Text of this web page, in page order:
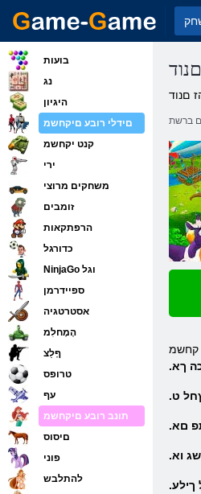
םנוד
ברשת
קחשמ
ךא
ט
םא
וא
.דוביאל וכלת לא זא ,םכתיבל תורישי ליבומ הנחתהמ רבועש ליבשה .תממהמ היהת הדובעהש רורב ךכ רתוי הבורק הזוחאהש לככ ךא .ןאכ םיאצמנש םינבמ טעמ םתוא תא ןקתל ךילע
בועות
נג
היגיון
םידלי רובע םיקחשמ
קנט יקחשמ
ירי
משחקים מרוצי
זומבים
הרפתקאות
כדורגל
NinjaGo וגל
ספיידרמן
אסטרטגיה
הָמָחלִמ
ףָלַצ
טרופס
עף
תונב רובע םיקחשמ
םיסוס
פוני
להתלבש